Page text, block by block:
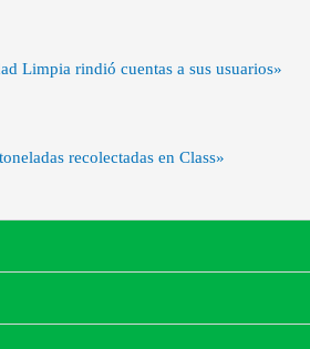
Limpia rindió cuentas a sus usuarios»
recolectadas en Class»